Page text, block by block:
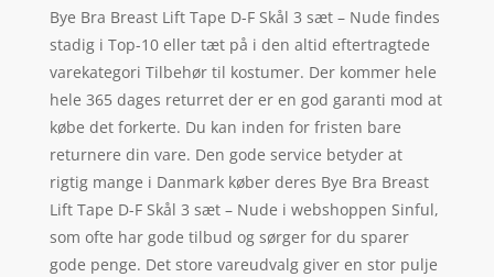
Bye Bra Breast Lift Tape D-F Skål 3 sæt – Nude findes
stadig i Top-10 eller tæt på i den altid eftertragtede
varekategori Tilbehør til kostumer. Der kommer hele
hele 365 dages returret der er en god garanti mod at
købe det forkerte. Du kan inden for fristen bare
returnere din vare. Den gode service betyder at
rigtig mange i Danmark køber deres Bye Bra Breast
Lift Tape D-F Skål 3 sæt – Nude i webshoppen Sinful,
som ofte har gode tilbud og sørger for du sparer
gode penge. Det store vareudvalg giver en stor pulje